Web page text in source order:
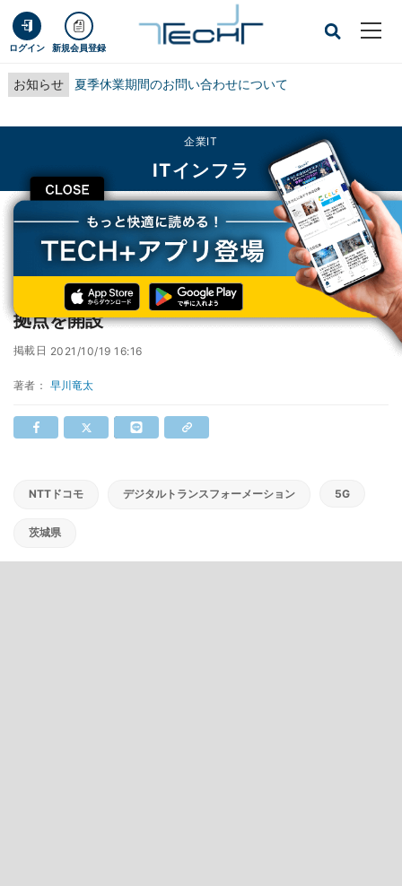
ログイン 新規会員登録
お知らせ 夏季休業期間のお問い合わせについて
CLOSE
企業IT
ITインフラ
TECH+ 企業IT
ITインフラ
ドコモ、茨城県内企業のDXに向け5G実証実験拠点を開設
ドコモ、茨城県内企業のDXに向け5G実証実験
拠点を開設
掲載日 2021/10/19 16:16
著者： 早川竜太
NTTドコモ デジタルトランスフォーメーション 5G
茨城県